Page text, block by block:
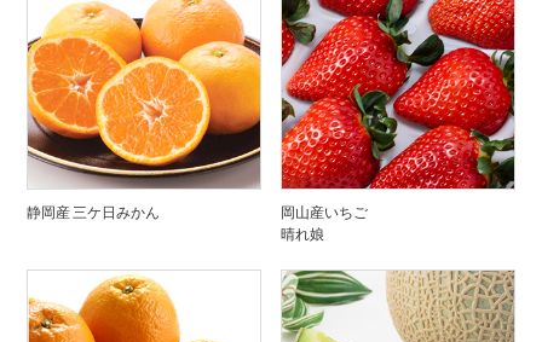
静岡産 三ケ日みかん
岡山産いちご
晴れ娘